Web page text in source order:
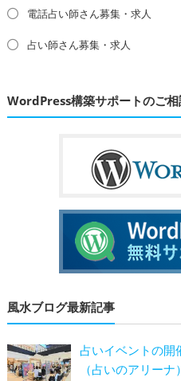
電話占い師さん募集・求人
占い師さん募集・求人
WordPress構築サポートのご相
風水ブログ最新記事
占いイベントの開
（占いのアリーナ）